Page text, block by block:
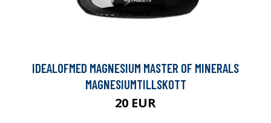
IDEALOFMED MAGNESIUM MASTER OF MINERALS
MAGNESIUMTILLSKOTT
20 EUR